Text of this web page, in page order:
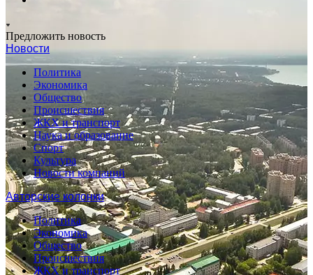
Предложить новость
Новости
Политика
Экономика
Общество
Происшествия
ЖКХ и транспорт
Наука и образование
Спорт
Культура
Новости компаний
Авторские колонки
Политика
Экономика
Общество
Происшествия
ЖКХ и транспорт